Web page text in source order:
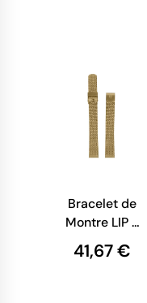
Bracelet de
Montre LIP -
Maille
Milanaise
41,67 €